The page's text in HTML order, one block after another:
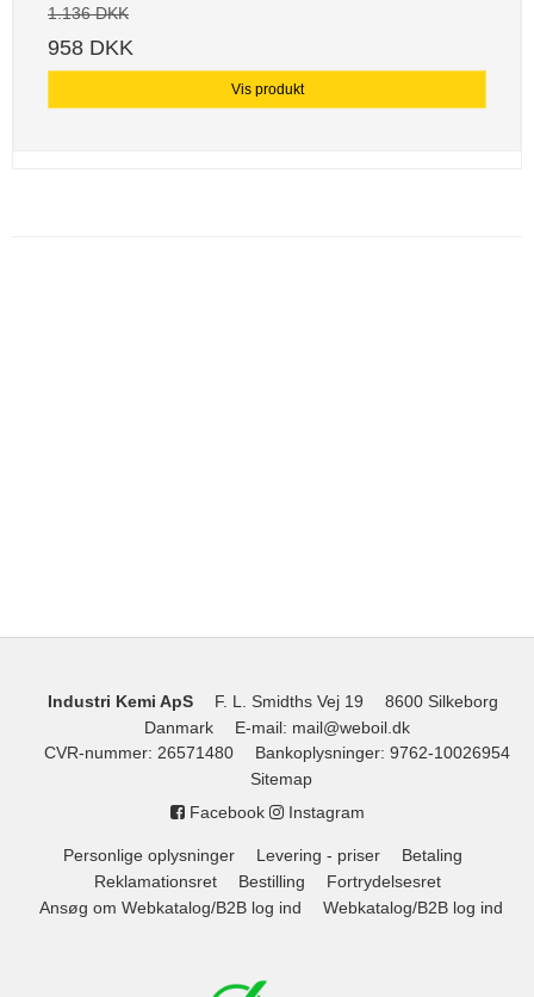
1.136 DKK
958 DKK
Vis produkt
Industri Kemi ApS F. L. Smidths Vej 19
8600 Silkeborg
Danmark
E-mail: mail@weboil.dk
CVR-nummer: 26571480 Bankoplysninger: 9762-10026954
Sitemap
Facebook
Instagram
Personlige oplysninger Levering - priser
Betaling
Reklamationsret
Bestilling
Fortrydelsesret
Ansøg om Webkatalog/B2B log ind
Webkatalog/B2B log ind